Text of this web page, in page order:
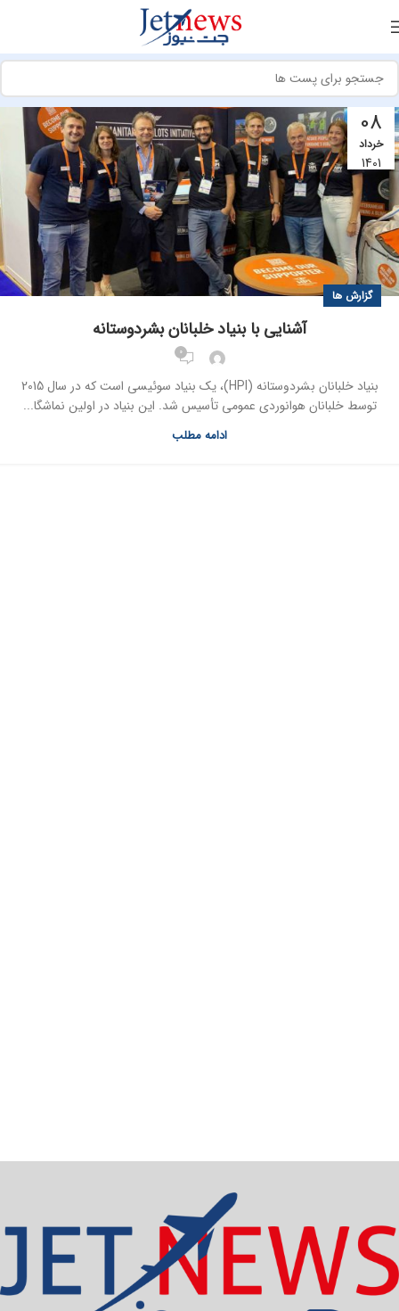
08
خرداد
1401
گزارش ها
آشنایی با بنیاد خلبانان بشردوستانه
0
بنیاد خلبانان بشردوستانه (HPI)، یک بنیاد سوئیسی است که در سال 2015
توسط خلبانان هوانوردی عمومی تأسیس شد. این بنیاد در اولین نماشگا...
ادامه مطلب